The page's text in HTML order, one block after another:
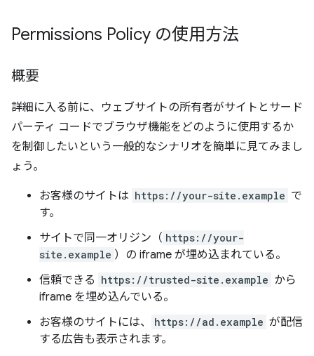
Permissions Policy の使用方法
概要
詳細に入る前に、ウェブサイトの所有者がサイトとサード
パーティ コードでブラウザ機能をどのように使用するか
を制御したいという一般的なシナリオを簡単に見てみまし
ょう。
お客様のサイトは https://your-site.example で
す。
サイトで同一オリジン（ https://your-
site.example ）の iframe が埋め込まれている。
信頼できる https://trusted-site.example から
iframe を埋め込んでいる。
お客様のサイトには、
https://ad.example が配信
する広告も表示されます。